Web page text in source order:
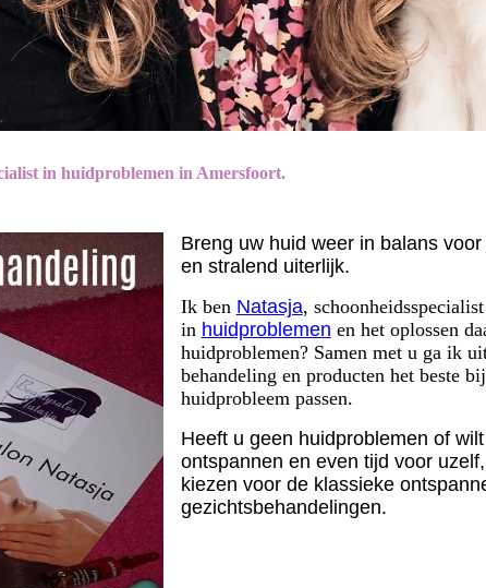
in huidproblemen in Amersfoort.
Breng uw huid weer in balans
en stralend uiterlijk.
Ik ben Natasja,
in huidproblemen en het oplossen
huidproblemen? Samen met u ga ik
behandeling en producten het beste
huidprobleem passen.
Heeft u geen huidproblemen of
ontspannen en even tijd voor
kiezen voor de klassieke
gezichtsbehandelingen.